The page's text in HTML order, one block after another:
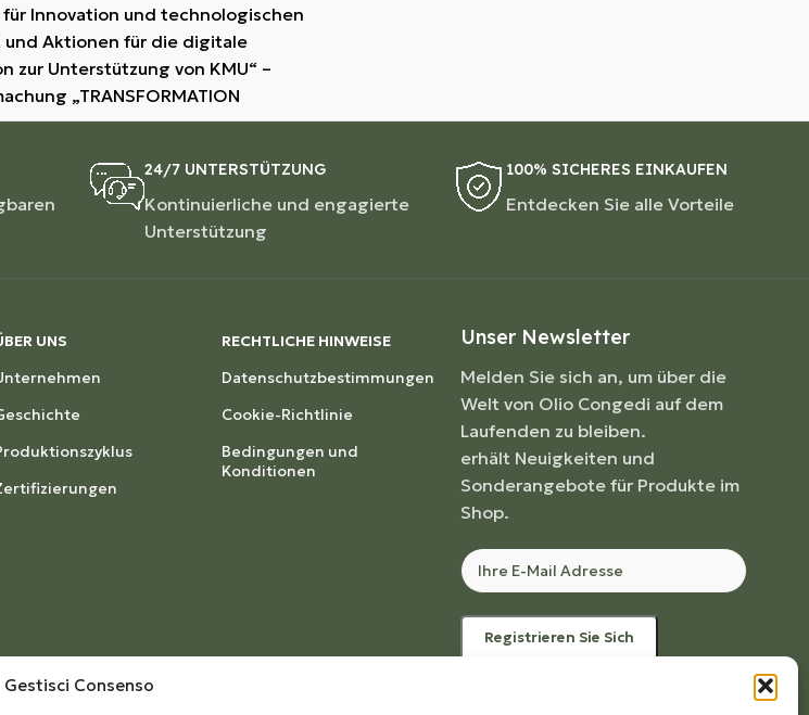
Gestisci Consenso
Innovation und technologischen
Aktionen für die digitale
zur Unterstützung von KMU“ –
„TRANSFORMATION
24/7 UNTERSTÜTZUNG
Kontinuierliche und engagierte
Unterstützung
100% SICHERES EINKAUFEN
Entdecken Sie alle Vorteile
UNS
RECHTLICHE HINWEISE
Datenschutzbestimmungen
Cookie-Richtlinie
Bedingungen und
Konditionen
Unser Newsletter
Melden Sie sich an, um über die
Welt von Olio Congedi auf dem
Laufenden zu bleiben.
erhält Neuigkeiten und
Sonderangebote für Produkte im
Shop.